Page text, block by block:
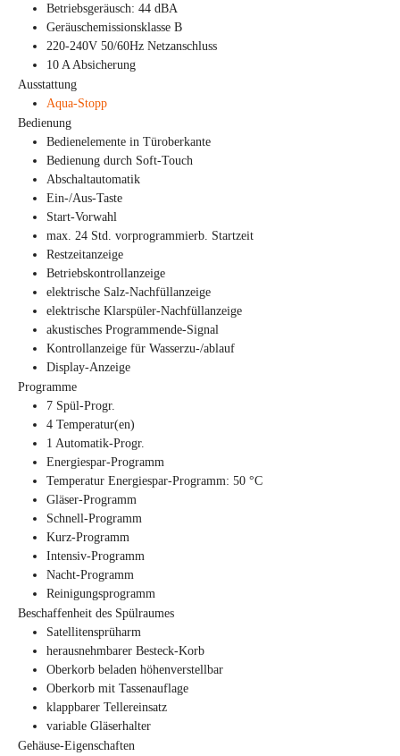
Betriebsgeräusch: 44 dBA
Geräuschemissionsklasse B
220-240V 50/60Hz Netzanschluss
10 A Absicherung
Ausstattung
Aqua-Stopp
Bedienung
Bedienelemente in Türoberkante
Bedienung durch Soft-Touch
Abschaltautomatik
Ein-/Aus-Taste
Start-Vorwahl
max. 24 Std. vorprogrammierb. Startzeit
Restzeitanzeige
Betriebskontrollanzeige
elektrische Salz-Nachfüllanzeige
elektrische Klarspüler-Nachfüllanzeige
akustisches Programmende-Signal
Kontrollanzeige für Wasserzu-/ablauf
Display-Anzeige
Programme
7 Spül-Progr.
4 Temperatur(en)
1 Automatik-Progr.
Energiespar-Programm
Temperatur Energiespar-Programm: 50 °C
Gläser-Programm
Schnell-Programm
Kurz-Programm
Intensiv-Programm
Nacht-Programm
Reinigungsprogramm
Beschaffenheit des Spülraumes
Satellitensprüharm
herausnehmbarer Besteck-Korb
Oberkorb beladen höhenverstellbar
Oberkorb mit Tassenauflage
klappbarer Tellereinsatz
variable Gläserhalter
Gehäuse-Eigenschaften